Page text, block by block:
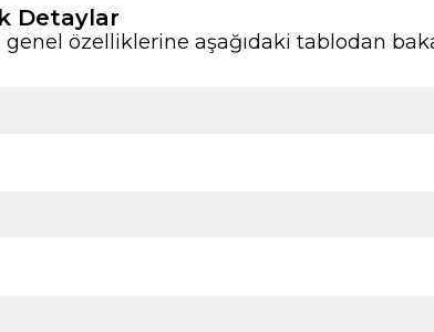
Detaylar
genel özelliklerine aşağıdaki tablodan